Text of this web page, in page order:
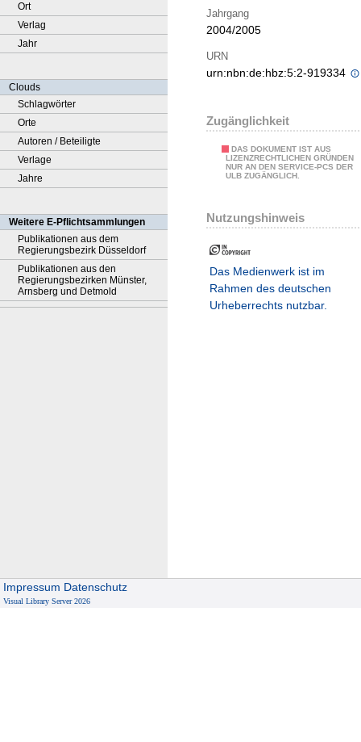
Ort
Verlag
Jahr
Clouds
Schlagwörter
Orte
Autoren / Beteiligte
Verlage
Jahre
Weitere E-Pflichtsammlungen
Publikationen aus dem
Regierungsbezirk Düsseldorf
Publikationen aus den
Regierungsbezirken Münster,
Arnsberg und Detmold
Jahrgang
2004/2005
URN
urn:nbn:de:hbz:5:2-919334
Zugänglichkeit
DAS DOKUMENT IST AUS
LIZENZRECHTLICHEN GRÜNDEN
NUR AN DEN SERVICE-PCS DER
ULB ZUGÄNGLICH.
Nutzungshinweis
Das Medienwerk ist im
Rahmen des deutschen
Urheberrechts nutzbar.
Impressum Datenschutz
Visual Library Server 2026